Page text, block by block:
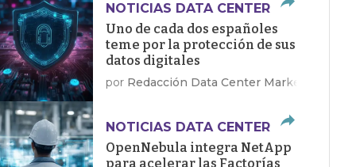
NOTICIAS DATA CENTER
Uno de cada dos españoles
teme por la protección de sus
datos digitales
por Redacción Data Center Market
NOTICIAS DATA CENTER
OpenNebula integra NetApp
para acelerar las Factorías